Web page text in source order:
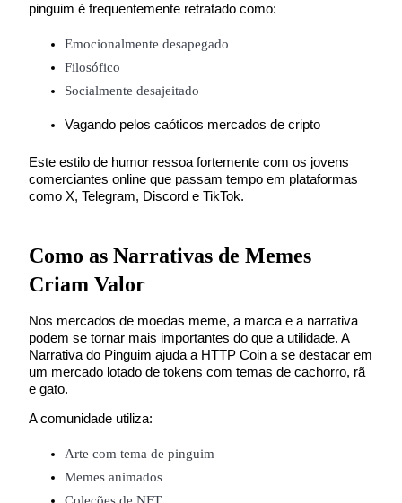
Estacamento
Altos retornos e acesso instantâneo
Launchpool
Staking flexível para ganhar tokens populares.
pinguim é frequentemente retratado como:
Emocionalmente desapegado
Filosófico
Socialmente desajeitado
Vagando pelos caóticos mercados de cripto
Este estilo de humor ressoa fortemente com os jovens
comerciantes online que passam tempo em plataformas
como X, Telegram, Discord e TikTok.
Como as Narrativas de Memes
Criam Valor
Nos mercados de moedas meme, a marca e a narrativa
podem se tornar mais importantes do que a utilidade. A
Narrativa do Pinguim ajuda a HTTP Coin a se destacar em
um mercado lotado de tokens com temas de cachorro, rã
e gato.
A comunidade utiliza:
Arte com tema de pinguim
Memes animados
Coleções de NFT